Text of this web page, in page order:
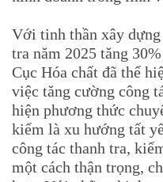
Với tinh thần xây
tra năm 2025 tăng
Cục Hóa chất đã thể
việc tăng cường công
hiện phương thức
kiểm là xu hướng tất
công tác thanh tra,
một cách thận trọng,